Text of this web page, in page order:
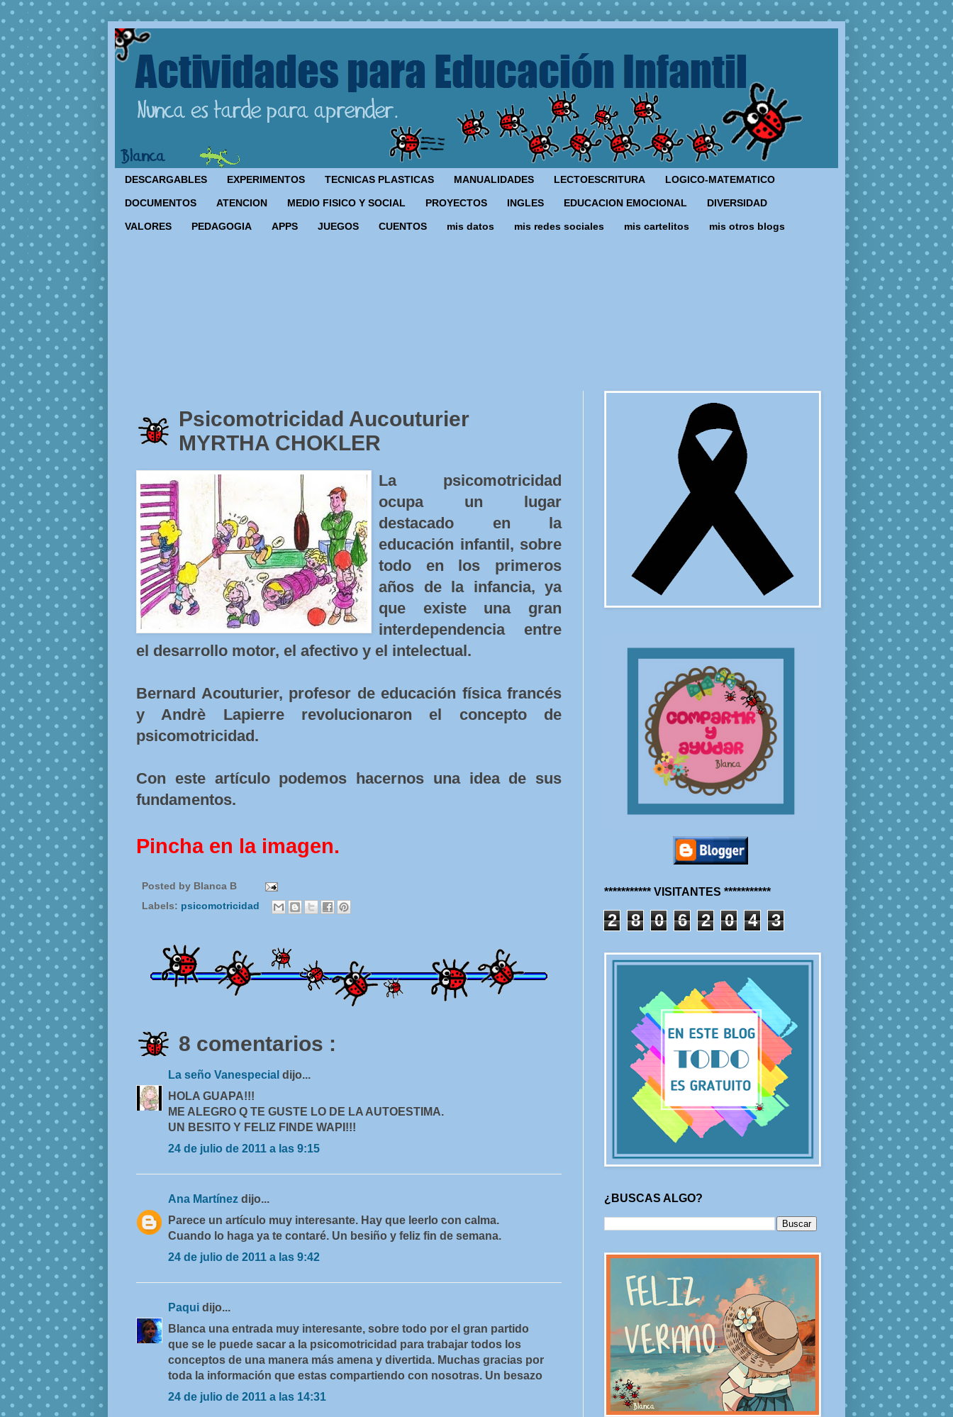
DESCARGABLES EXPERIMENTOS TECNICAS PLASTICAS MANUALIDADES LECTOESCRITURA LOGICO-MATEMATICO
DOCUMENTOS ATENCION MEDIO FISICO Y SOCIAL PROYECTOS INGLES EDUCACION EMOCIONAL DIVERSIDAD
VALORES PEDAGOGIA APPS JUEGOS CUENTOS mis datos mis redes sociales mis cartelitos mis otros blogs
Psicomotricidad Aucouturier
MYRTHA CHOKLER
La psicomotricidad
ocupa un lugar
destacado en la
educación infantil, sobre
todo en los primeros
años de la infancia, ya
que existe una gran
interdependencia entre
el desarrollo motor, el afectivo y el intelectual.
Bernard Acouturier, profesor de educación física francés
y Andrè Lapierre revolucionaron el concepto de
psicomotricidad.
Con este artículo podemos hacernos una idea de sus
fundamentos.
Pincha en la imagen.
Posted by Blanca B
Labels: psicomotricidad
8 comentarios :
La seño Vanespecial dijo...
HOLA GUAPA!!!
ME ALEGRO Q TE GUSTE LO DE LA AUTOESTIMA.
UN BESITO Y FELIZ FINDE WAPI!!!
24 de julio de 2011 a las 9:15
Ana Martínez dijo...
Parece un artículo muy interesante. Hay que leerlo con calma.
Cuando lo haga ya te contaré. Un besiño y feliz fin de semana.
24 de julio de 2011 a las 9:42
Paqui dijo...
Blanca una entrada muy interesante, sobre todo por el gran partido
que se le puede sacar a la psicomotricidad para trabajar todos los
conceptos de una manera más amena y divertida. Muchas gracias por
toda la información que estas compartiendo con nosotras. Un besazo
24 de julio de 2011 a las 14:31
*********** VISITANTES ***********
2 8 0 6 2 0 4 3
¿BUSCAS ALGO?